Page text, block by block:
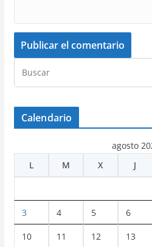
Calendario
agosto
L
M X J
3 4 5 6
10 11 12 13